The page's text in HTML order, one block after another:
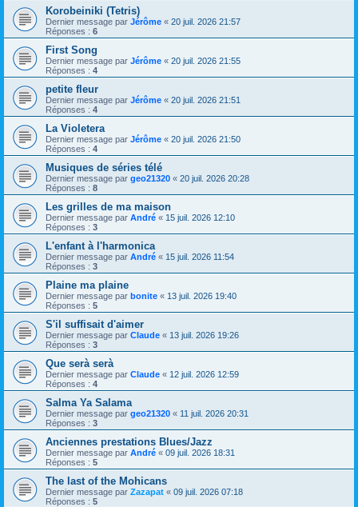
Korobeiniki (Tetris)
Dernier message par Jérôme « 20 juil. 2026 21:57
Réponses : 6
First Song
Dernier message par Jérôme « 20 juil. 2026 21:55
Réponses : 4
petite fleur
Dernier message par Jérôme « 20 juil. 2026 21:51
Réponses : 4
La Violetera
Dernier message par Jérôme « 20 juil. 2026 21:50
Réponses : 4
Musiques de séries télé
Dernier message par geo21320 « 20 juil. 2026 20:28
Réponses : 8
Les grilles de ma maison
Dernier message par André « 15 juil. 2026 12:10
Réponses : 3
L'enfant à l'harmonica
Dernier message par André « 15 juil. 2026 11:54
Réponses : 3
Plaine ma plaine
Dernier message par bonite « 13 juil. 2026 19:40
Réponses : 5
S'il suffisait d'aimer
Dernier message par Claude « 13 juil. 2026 19:26
Réponses : 3
Que serà serà
Dernier message par Claude « 12 juil. 2026 12:59
Réponses : 4
Salma Ya Salama
Dernier message par geo21320 « 11 juil. 2026 20:31
Réponses : 3
Anciennes prestations Blues/Jazz
Dernier message par André « 09 juil. 2026 18:31
Réponses : 5
The last of the Mohicans
Dernier message par Zazapat « 09 juil. 2026 07:18
Réponses : 5